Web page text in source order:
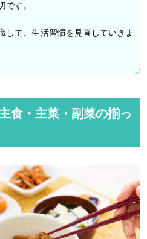
です。
して、生活習慣を見直していきま
食・主菜・副菜の揃っ